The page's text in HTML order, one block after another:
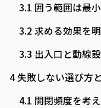
3.1 囲う範囲は最
3.2 求める効果を
3.3 出入口と動線
4失敗しない選び方
4.1 開閉頻度を考